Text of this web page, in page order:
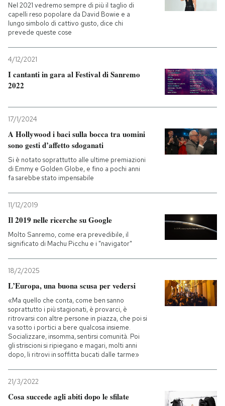
Nel 2021 vedremo sempre di più il taglio di
capelli reso popolare da David Bowie e a
lungo simbolo di cattivo gusto, dice chi
prevede queste cose
4/12/2021
I cantanti in gara al Festival di Sanremo
2022
17/1/2024
A Hollywood i baci sulla bocca tra uomini
sono gesti d’affetto sdoganati
Si è notato soprattutto alle ultime premiazioni
di Emmy e Golden Globe, e fino a pochi anni
fa sarebbe stato impensabile
11/12/2019
Il 2019 nelle ricerche su Google
Molto Sanremo, come era prevedibile, il
significato di Machu Picchu e i "navigator"
18/2/2025
L’Europa, una buona scusa per vedersi
«Ma quello che conta, come ben sanno
soprattutto i più stagionati, è provarci, è
ritrovarsi con altre persone in piazza, che poi si
va sotto i portici a bere qualcosa insieme.
Socializzare, insomma, sentirsi comunità. Poi
gli striscioni si ripiegano e magari, molti anni
dopo, li ritrovi in soffitta bucati dalle tarme»
21/3/2022
Cosa succede agli abiti dopo le sfilate